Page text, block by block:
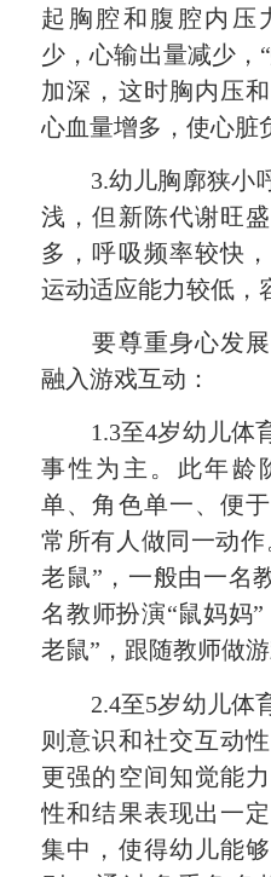
起胸腔和腹腔内压
少，心输出量减少，
加深，这时胸内压
心血量增多，使心脏
3.幼儿胸廓狭小
浅，但新陈代谢旺
多，呼吸频率较快
运动适应能力较低，
要尊重身心发展
融入游戏互动：
1.3至4岁幼儿体
事性为主。此年龄
单、角色单一、便
常所有人做同一动
老鼠”，一般由一名
名教师扮演“鼠妈妈
老鼠”，跟随教师做游
2.4至5岁幼儿体
则意识和社交互动
更强的空间知觉能
性和结果表现出一
集中，使得幼儿能